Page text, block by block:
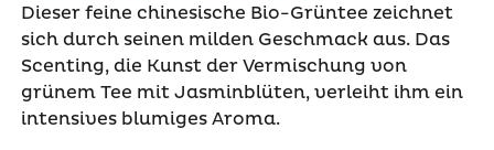
Dieser feine chinesische Bio-Grüntee zeichnet
sich durch seinen milden Geschmack aus. Das
Scenting, die Kunst der Vermischung von
grünem Tee mit Jasminblüten, verleiht ihm ein
intensives blumiges Aroma.